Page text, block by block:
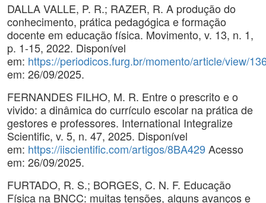
DALLA VALLE, P. R.; RAZER, R. A produção do
conhecimento, prática pedagógica e formação
docente em educação física. Movimento, v. 13, n. 1,
p. 1-15, 2022. Disponível
em: https://periodicos.furg.br/momento/article/view/
em: 26/09/2025.
FERNANDES FILHO, M. R. Entre o prescrito e o
vivido: a dinâmica do currículo escolar na prática de
gestores e professores. International Integralize
Scientific, v. 5, n. 47, 2025. Disponível
em: https://iiscientific.com/artigos/8BA429 Acesso
em: 26/09/2025.
FURTADO, R. S.; BORGES, C. N. F. Educação
Física na BNCC: muitas tensões, alguns avanços e